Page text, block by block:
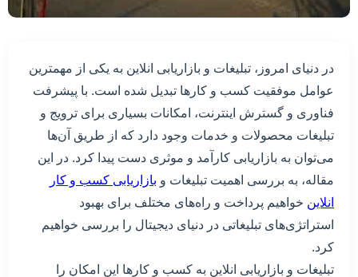
در دنیای امروز، تبلیغات و بازاریابی انلاین به یکی از مهمترین
عوامل موفقیت کسب و کارها تبدیل شده است. با پیشرفت
فناوری و گسترش اینترنت، امکانات بسیاری برای ترویج و
تبلیغات محصولات و خدمات وجود دارد که از طریق آن‌ها
می‌توان به بازاریابی کارآمد و موثری دست پیدا کرد. در این
مقاله، به بررسی اهمیت تبلیغات و بازاریابی کسب و کار
انلاین خواهیم پرداخت و راه‌های مختلف برای بهبود
استراتژی‌های تبلیغاتی در دنیای دیجیتال را بررسی خواهیم
کرد.
تبلیغات و بازاریابی انلاین به کسب و کارها این امکان را